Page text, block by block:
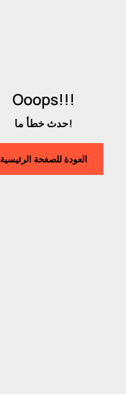
Ooops!!!
حدث خطأ ما!
العودة للصفحة الرئيسية